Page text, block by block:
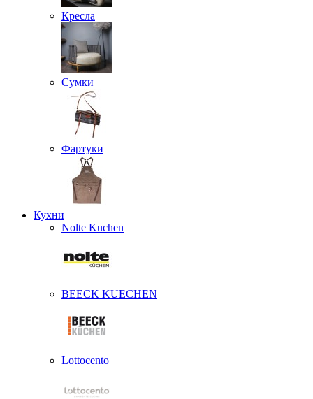
Кресла
Сумки
Фартуки
Кухни
Nolte Kuchen
BEECK KUECHEN
Lottocento